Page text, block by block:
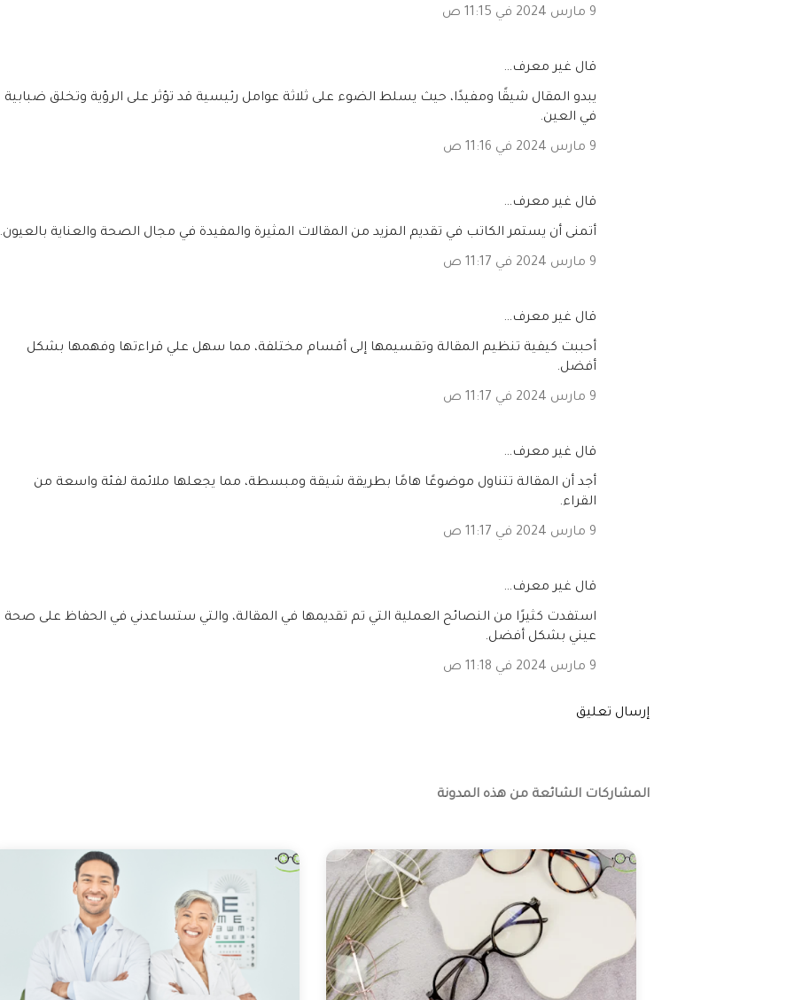
9 مارس 2024 في 11:15 ص
‏قال غير معرف…
يبدو المقال شيقًا ومفيدًا، حيث يسلط الضوء على ثلاثة عوامل رئيسية قد تؤثر على الرؤية وتخلق ضبابية
في العين.
9 مارس 2024 في 11:16 ص
‏قال غير معرف…
أتمنى أن يستمر الكاتب في تقديم المزيد من المقالات المثيرة والمفيدة في مجال الصحة والعناية بالعيون.
9 مارس 2024 في 11:17 ص
‏قال غير معرف…
أحببت كيفية تنظيم المقالة وتقسيمها إلى أقسام مختلفة، مما سهل علي قراءتها وفهمها بشكل
أفضل.
9 مارس 2024 في 11:17 ص
‏قال غير معرف…
أجد أن المقالة تتناول موضوعًا هامًا بطريقة شيقة ومبسطة، مما يجعلها ملائمة لفئة واسعة من
القراء.
9 مارس 2024 في 11:17 ص
‏قال غير معرف…
استفدت كثيرًا من النصائح العملية التي تم تقديمها في المقالة، والتي ستساعدني في الحفاظ على صحة
عيني بشكل أفضل.
9 مارس 2024 في 11:18 ص
إرسال تعليق
المشاركات الشائعة من هذه المدونة